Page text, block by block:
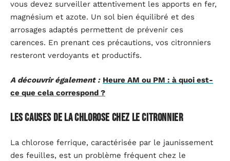
vous devez surveiller attentivement les apports en fer,
magnésium et azote. Un sol bien équilibré et des
arrosages adaptés permettent de prévenir ces
carences. En prenant ces précautions, vos citronniers
resteront verdoyants et productifs.
A découvrir également : Heure AM ou PM : à quoi est-
ce que cela correspond ?
Les causes de la chlorose chez le citronnier
La chlorose ferrique, caractérisée par le jaunissement
des feuilles, est un problème fréquent chez le